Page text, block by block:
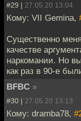
#29 | 27.05.20 13:04
Кому: VII Gemina,
Существенно
качестве
наркомании. Но
как раз в 90-е
BFBC »
#30 | 27.05.20 13:13
Кому: dramba78,